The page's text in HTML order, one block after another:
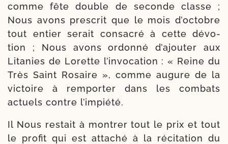
comme fête double de seconde classe ;
Nous avons pres­crit que le mois d’octobre
tout entier serait consa­cré à cette dévo­
tion ; Nous avons ordon­né d’ajouter aux
Litanies de Lorette l’invocation : « Reine du
Très Saint Rosaire », comme augure de la
vic­toire à rem­por­ter dans les com­bats
actuels contre l’impiété.
Il Nous res­tait à mon­trer tout le prix et tout
le pro­fit qui est atta­ché à la réci­ta­tion du